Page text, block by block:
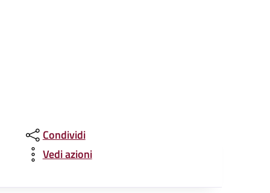
Condividi
Vedi azioni